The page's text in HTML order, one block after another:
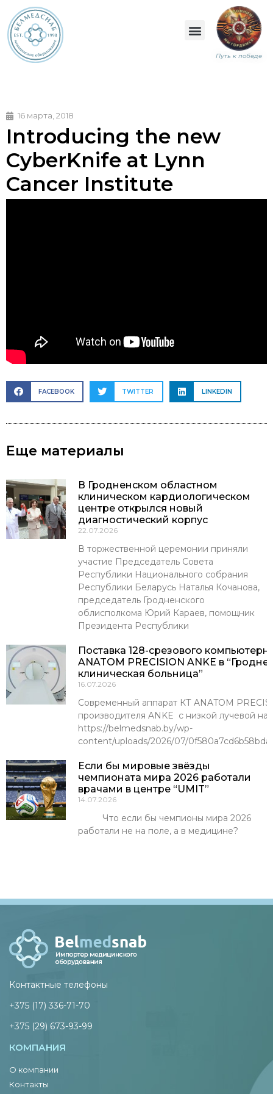
Путь к победе
16 марта, 2018
Introducing the new
CyberKnife at Lynn
Cancer Institute
FACEBOOK TWITTER LINKEDIN
Еще материалы
В Гродненском областном
клиническом кардиологическом
центре открылся новый
диагностический корпус
22.07.2026
В торжественной церемонии приняли
участие Председатель Совета
Республики Национального собрания
Республики Беларусь Наталья Кочанова,
председатель Гродненского
облисполкома Юрий Караев, помощник
Президента Республики
Поставка 128-срезового
ANATOM PRECISION ANKE в
клиническая больница”
16.07.2026
Современный аппарат КТ ANATOM
производителя ANKE с низкой лучевой
https://belmedsnab.by/wp-
content/uploads/2026/07/
Если бы мировые звёзды
чемпионата мира 2026 работали
врачами в центре “UMIT”
14.07.2026
Что если бы чемпионы мира 2026
работали не на поле, а в медицине?
Контактные телефоны
+375 (17) 336-71-70
+375 (29) 673-93-99
КОМПАНИЯ
О компании
Контакты